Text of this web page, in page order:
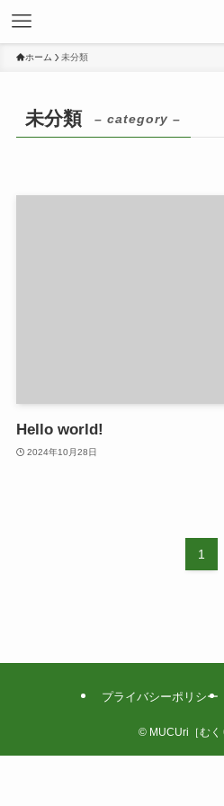
ホーム 未分類
未分類 – category –
Hello world!
2024年10月28日
1
プライバシーポリシー
© MUCUri［むく